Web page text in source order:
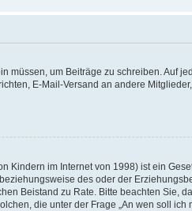
müssen, um Beiträge zu schreiben. Auf
E-Mail-Versand an andere
Kindern im Internet von 1998) ist ein
des oder der
Beistand zu Rate. Bitte beachten Sie,
die unter der Frage „An wen soll